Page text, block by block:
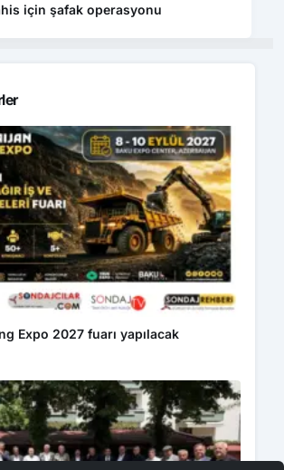
için şafak operasyonu
Expo 2027 fuarı yapılacak